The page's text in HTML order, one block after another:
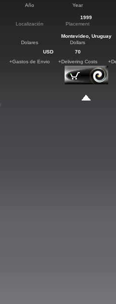
Año Year
1999
Localización
Placement
Montevideo, Uruguay
Dolares
Dollars
USD
70
+Gastos de Envio
+Delivering Costs